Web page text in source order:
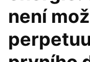
není